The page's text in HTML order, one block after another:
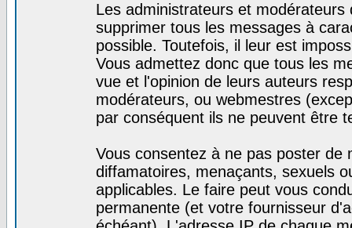
Les administrateurs et
supprimer tous les messages à
possible. Toutefois, il leur est
Vous admettez donc que tous les
vue et l'opinion de leurs auteurs
modérateurs, ou webmestres
par conséquent ils ne peuvent être
Vous consentez à ne pas poster de
diffamatoires, menaçants, sexuels
applicables. Le faire peut vous
permanente (et votre fournisseur